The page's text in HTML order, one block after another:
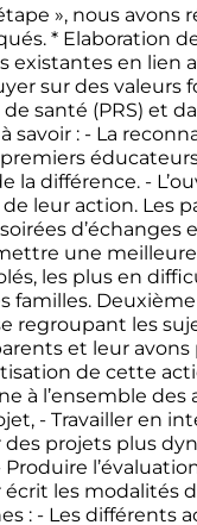
», nous avons
* Elaboration
existantes en lien
sur des valeurs
santé (PRS) et
: - La
la différence. -
leur action. Les
d’échanges
une
les plus en
regroupant les
et leur
de cette
à l’ensemble des
- Travailler en
projets plus
les modalités
: - Les différents